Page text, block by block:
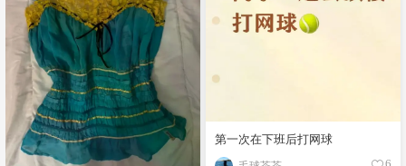
第一次在下班后打网球
6